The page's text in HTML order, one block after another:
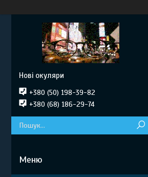
Нові окуляри
+380 (50) 198-39-82
+380 (68) 186-29-74